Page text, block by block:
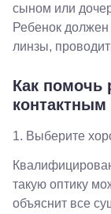
сыном или
Ребенок
линзы,
Как помочь
1. Выберите
такую оптику
объяснит все
15
Армавир,
Мира 24
Б
Пятилетки,
35
ул.
70а
ул.
Октябрьская,